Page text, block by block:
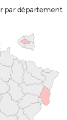
par département